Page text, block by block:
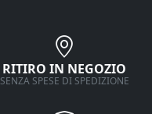
RITIRO IN NEGOZIO
SENZA SPESE DI SPEDIZIONE